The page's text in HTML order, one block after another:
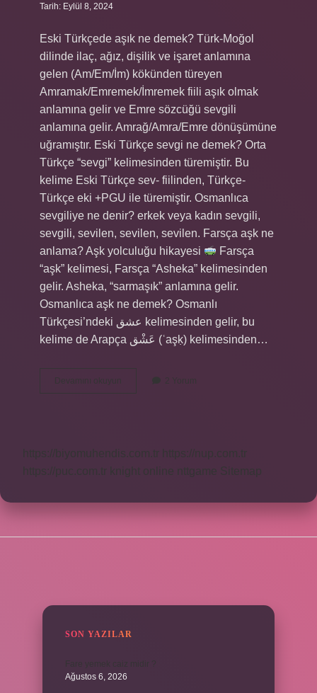
Tarih: Eylül 8, 2024
Eski Türkçede aşık ne demek? Türk-Moğol
dilinde ilaç, ağız, dişilik ve işaret anlamına
gelen (Am/Em/İm) kökünden türeyen
Amramak/Emremek/İmremek fiili aşık olmak
anlamına gelir ve Emre sözcüğü sevgili
anlamına gelir. Amrağ/Amra/Emre dönüşümüne
uğramıştır. Eski Türkçe sevgi ne demek? Orta
Türkçe “sevgi” kelimesinden türemiştir. Bu
kelime Eski Türkçe sev- fiilinden, Türkçe-
Türkçe eki +PGU ile türemiştir. Osmanlıca
sevgiliye ne denir? erkek veya kadın sevgili,
sevgili, sevilen, sevilen, sevilen. Farsça aşk ne
anlama? Aşk yolculuğu hikayesi
Farsça
“aşk” kelimesi, Farsça “Asheka” kelimesinden
gelir. Asheka, “sarmaşık” anlamına gelir.
Osmanlıca aşk ne demek? Osmanlı
Türkçesi’ndeki عشق‎ kelimesinden gelir, bu
kelime de Arapça عَشْق‎ (ʿaşḳ) kelimesinden…
2 Yorum
https://biyomuhendis.com.tr
https://nup.com.tr
knight online nttgame Sitemap
SON YAZILAR
Ağustos 6, 2026